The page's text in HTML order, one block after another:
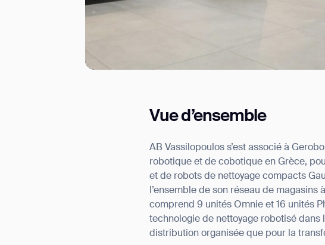
Vue d’ensemble
AB Vassilopoulos s’est associé à
robotique et de cobotique en Grèce,
et de robots de nettoyage compacts
l’ensemble de son réseau de
comprend 9 unités Omnie et 16 unités
technologie de nettoyage robotisé
distribution organisée que pour la
By clicking